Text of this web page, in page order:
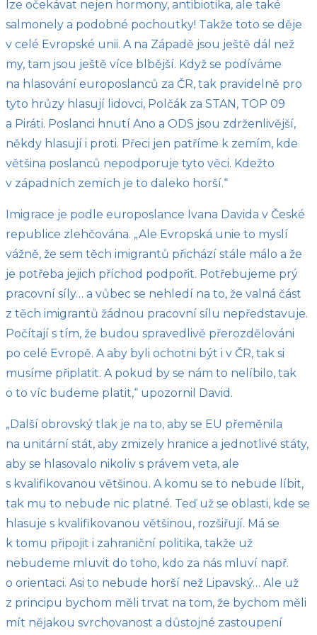
lze očekávat nejen hormony, antibiotika, ale také
salmonely a podobné pochoutky! Takže toto se děje
v celé Evropské unii. A na Západě jsou ještě dál než
my, tam jsou ještě více blbější. Když se podíváme
na hlasování europoslanců za ČR, tak pravidelně pro
tyto hrůzy hlasují lidovci, Polčák za STAN, TOP 09
a Piráti. Poslanci hnutí Ano a ODS jsou zdrženlivější,
někdy hlasují i proti. Přeci jen patříme k zemím, kde
většina poslanců nepodporuje tyto věci. Kdežto
v západních zemích je to daleko horší.“
Imigrace je podle europoslance Ivana Davida v České
republice zlehčována. „Ale Evropská unie to myslí
vážně, že sem těch imigrantů přichází stále málo a že
je potřeba jejich příchod podpořit. Potřebujeme prý
pracovní síly… a vůbec se nehledí na to, že valná část
z těch imigrantů žádnou pracovní sílu nepředstavuje.
Počítají s tím, že budou spravedlivě přerozdělováni
po celé Evropě. A aby byli ochotni být i v ČR, tak si
musíme připlatit. A pokud by se nám to nelíbilo, tak
o to víc budeme platit,“ upozornil David.
„Další obrovský tlak je na to, aby se EU přeměnila
na unitární stát, aby zmizely hranice a jednotlivé státy,
aby se hlasovalo nikoliv s právem veta, ale
s kvalifikovanou většinou. A komu se to nebude líbit,
tak mu to nebude nic platné. Teď už se oblasti, kde se
hlasuje s kvalifikovanou většinou, rozšiřují. Má se
k tomu připojit i zahraniční politika, takže už
nebudeme mluvit do toho, kdo za nás mluví např.
o orientaci. Asi to nebude horší než Lipavský… Ale už
z principu bychom měli trvat na tom, že bychom měli
mít nějakou svrchovanost a důstojné zastoupení